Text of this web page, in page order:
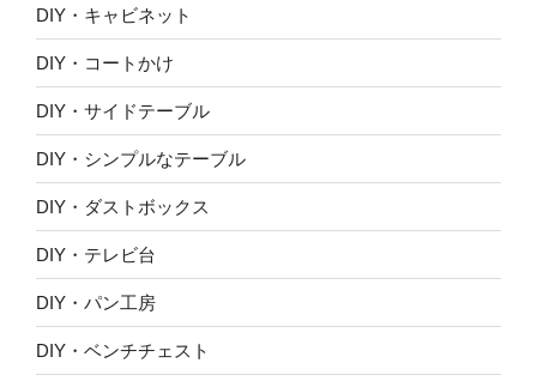
DIY・キャビネット
DIY・コートかけ
DIY・サイドテーブル
DIY・シンプルなテーブル
DIY・ダストボックス
DIY・テレビ台
DIY・パン工房
DIY・ベンチチェスト